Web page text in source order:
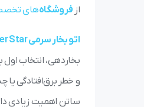
از فروشگاه‌های
اتو بخار سرمی Silver Star
بخاردهی، انتخاب
و خطر برق‌افتادگی یا